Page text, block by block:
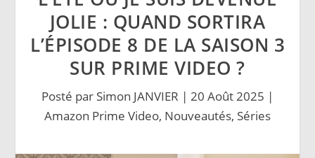
JOLIE : QUAND SORTIRA
L’ÉPISODE 8 DE LA SAISON 3
SUR PRIME VIDEO ?
Posté par Simon JANVIER | 20 Août 2025 |
Amazon Prime Video, Nouveautés, Séries